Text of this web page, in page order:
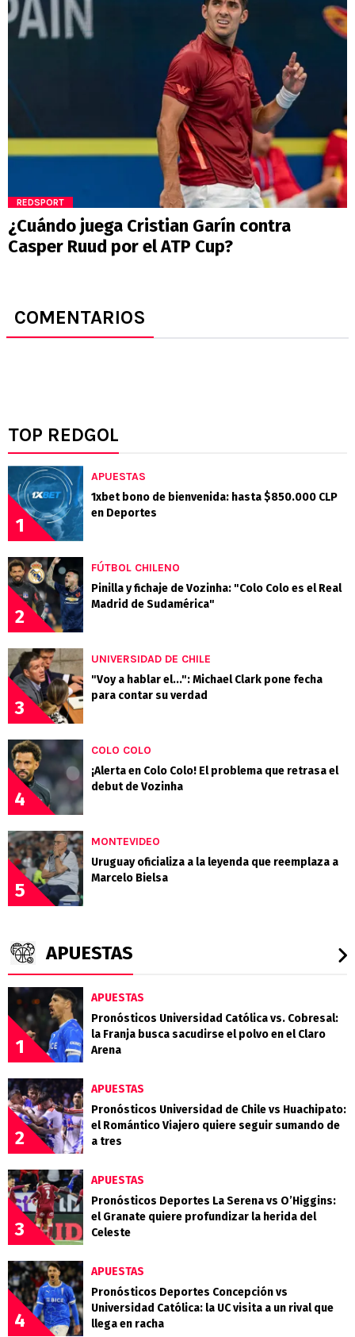
REDSPORT
¿Cuándo juega Cristian Garín contra
Casper Ruud por el ATP Cup?
COMENTARIOS
TOP REDGOL
1
APUESTAS
1xbet bono de bienvenida: hasta $850.000 CLP
en Deportes
2
FÚTBOL CHILENO
Pinilla y fichaje de Vozinha: "Colo Colo es el Real
Madrid de Sudamérica"
3
UNIVERSIDAD DE CHILE
"Voy a hablar el...": Michael Clark pone fecha
para contar su verdad
4
COLO COLO
¡Alerta en Colo Colo! El problema que retrasa el
debut de Vozinha
5
MONTEVIDEO
Uruguay oficializa a la leyenda que reemplaza a
Marcelo Bielsa
APUESTAS
1
APUESTAS
Pronósticos Universidad Católica vs. Cobresal:
la Franja busca sacudirse el polvo en el Claro
Arena
2
APUESTAS
Pronósticos Universidad de Chile vs Huachipato:
el Romántico Viajero quiere seguir sumando de
a tres
3
APUESTAS
Pronósticos Deportes La Serena vs O’Higgins:
el Granate quiere profundizar la herida del
Celeste
4
APUESTAS
Pronósticos Deportes Concepción vs
Universidad Católica: la UC visita a un rival que
llega en racha